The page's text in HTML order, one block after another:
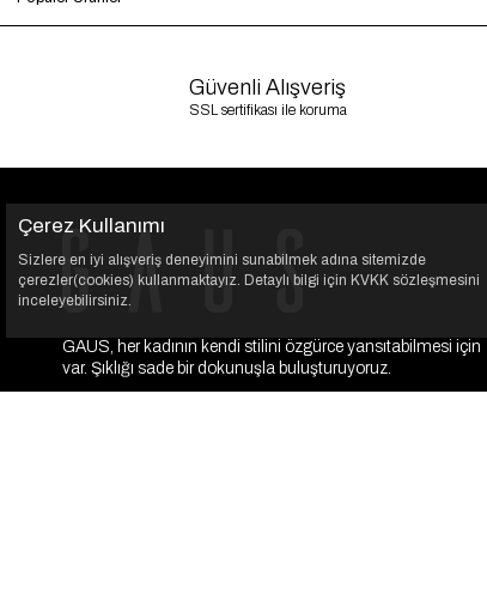
Güvenli Alışveriş
SSL sertifikası ile koruma
GAUS, her kadının kendi stilini özgürce yansıtabilmesi için
var. Şıklığı sade bir dokunuşla buluşturuyoruz.
Çerez Kullanımı
Sizlere en iyi alışveriş deneyimini sunabilmek adına sitemizde
çerezler(cookies) kullanmaktayız. Detaylı bilgi için KVKK sözleşmesini
inceleyebilirsiniz.